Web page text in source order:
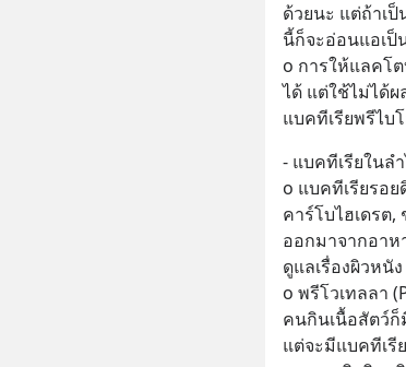
ด้วยนะ แต่ถ้าเ
นี้ก็จะอ่อนแอเป็
o การให้แลคโ
ได้ แต่ใช้ไม่ได้
แบคทีเรียพรีไบ
- แบคทีเรียในล
o แบคทีเรียรอ
คาร์โบไฮเดรต
ออกมาจากอาห
ดูแลเรื่องผิวหนั
o พรีโวเทลลา
คนกินเนื้อสัตว์ก็
แต่จะมีแบคทีเรี